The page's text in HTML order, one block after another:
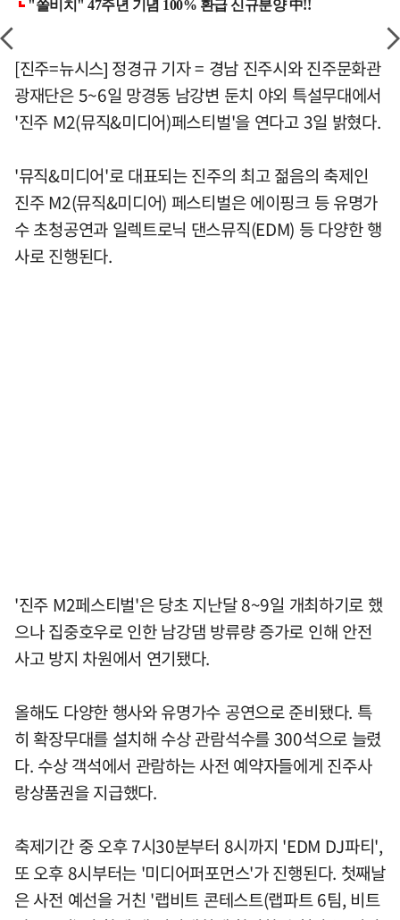
[진주=뉴시스] 정경규 기자 = 경남 진주시와 진주문화관
광재단은 5~6일 망경동 남강변 둔치 야외 특설무대에서
'진주 M2(뮤직&미디어)페스티벌'을 연다고 3일 밝혔다.
'뮤직&미디어'로 대표되는 진주의 최고 젊음의 축제인
진주 M2(뮤직&미디어) 페스티벌은 에이핑크 등 유명가
수 초청공연과 일렉트로닉 댄스뮤직(EDM) 등 다양한 행
사로 진행된다.
'진주 M2페스티벌'은 당초 지난달 8~9일 개최하기로 했
으나 집중호우로 인한 남강댐 방류량 증가로 인해 안전
사고 방지 차원에서 연기됐다.
올해도 다양한 행사와 유명가수 공연으로 준비됐다. 특
히 확장무대를 설치해 수상 관람석수를 300석으로 늘렸
다. 수상 객석에서 관람하는 사전 예약자들에게 진주사
랑상품권을 지급했다.
축제기간 중 오후 7시30분부터 8시까지 'EDM DJ파티',
또 오후 8시부터는 '미디어퍼포먼스'가 진행된다. 첫째날
은 사전 예선을 거친 '랩비트 콘테스트(랩파트 6팀, 비트